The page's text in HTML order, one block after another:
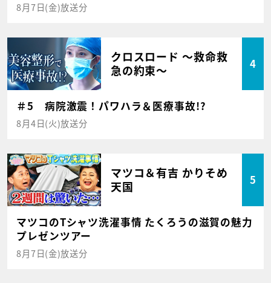
8月7日(金)放送分
クロスロード ～救命救
急の約束～
4
＃5 病院激震！パワハラ＆医療事故!?
8月4日(火)放送分
マツコ＆有吉 かりそめ
天国
5
マツコのTシャツ洗濯事情 たくろうの滋賀の魅力
プレゼンツアー
8月7日(金)放送分